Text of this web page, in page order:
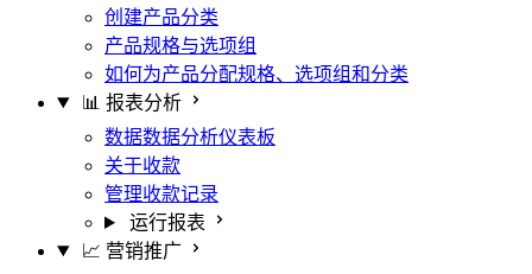
创建产品分类
产品规格与选项组
如何为产品分配规格、选项组和分类
📊 报表分析
数据数据分析仪表板
关于收款
管理收款记录
运行报表
📈 营销推广